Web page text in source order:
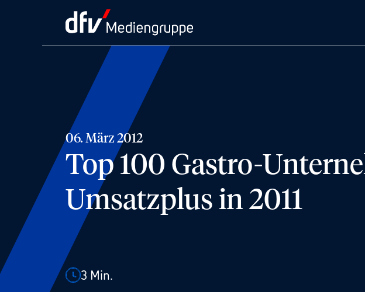
06. März 2012
Top 100 Gastro-
Umsatzplus in 2011
3 Min.